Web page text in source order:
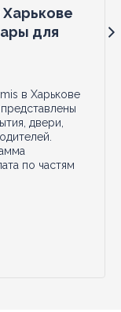
для
в Харькове
двери,
по частям